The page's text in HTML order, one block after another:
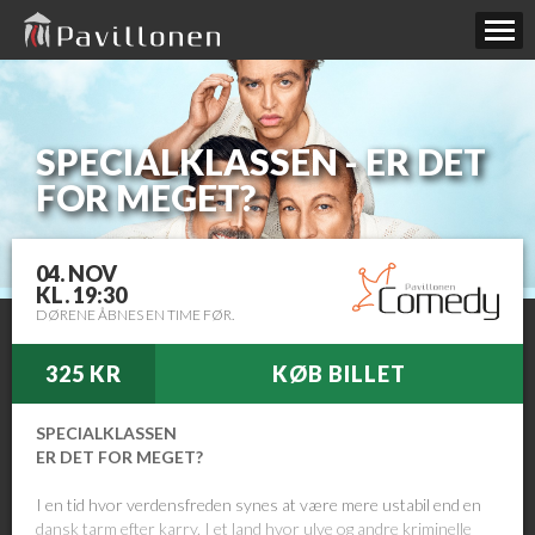
SPECIALKLASSEN - ER DET
FOR MEGET?
04. NOV
KL. 19:30
DØRENE ÅBNES EN TIME FØR.
325 KR KØB BILLET
SPECIALKLASSEN
ER DET FOR MEGET?
I en tid hvor verdensfreden synes at være mere ustabil end en
dansk tarm efter karry. I et land hvor ulve og andre kriminelle